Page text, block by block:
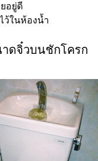
อยู่ดี
ว้ในห้องน้ำ
ดจิ๋วบนชักโครก